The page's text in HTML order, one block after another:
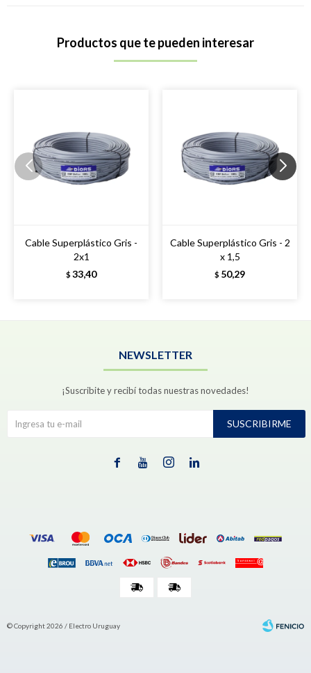
Productos que te pueden interesar
Cable Superplástico Gris -
2x1
$ 33,40
Cable Superplástico Gris - 2
x 1,5
$ 50,29
NEWSLETTER
¡Suscribite y recibí todas nuestras novedades!
SUSCRIBIRME
   
© Copyright 2026 / Electro Uruguay